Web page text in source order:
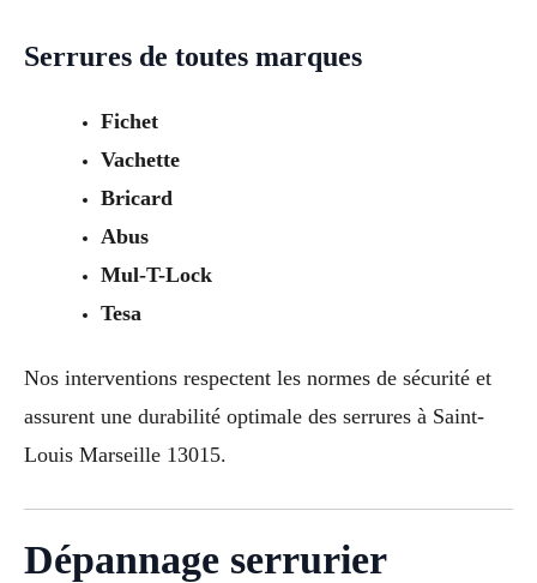
Serrures de toutes marques
Fichet
Vachette
Bricard
Abus
Mul-T-Lock
Tesa
Nos interventions respectent les normes de sécurité et
assurent une durabilité optimale des serrures à Saint-
Louis Marseille 13015.
Dépannage serrurier